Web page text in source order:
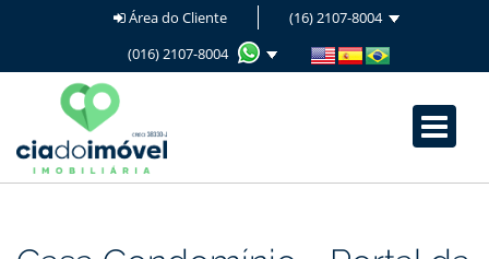
Área do Cliente
(16) 2107-8004
(016) 2107-8004